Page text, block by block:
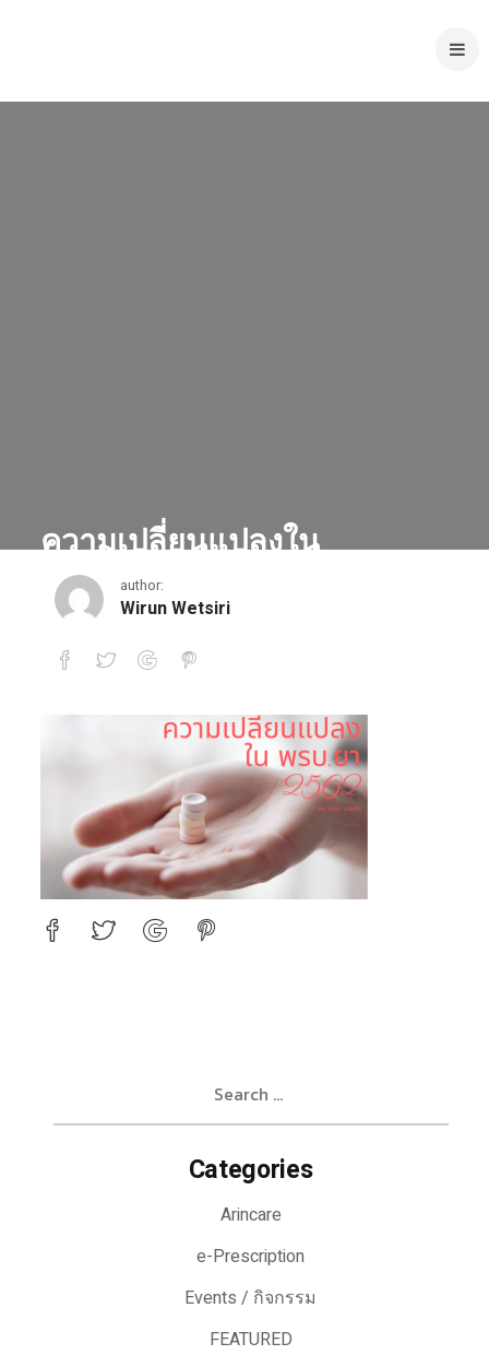
ความเปลี่ยนแปลงใน
พรบ.ยา 2562
author:
Wirun Wetsiri
ความเปลี่ยนแปลงใน พรบ.ยา 2562
Categories
Arincare
e-Prescription
Events / กิจกรรม
FEATURED